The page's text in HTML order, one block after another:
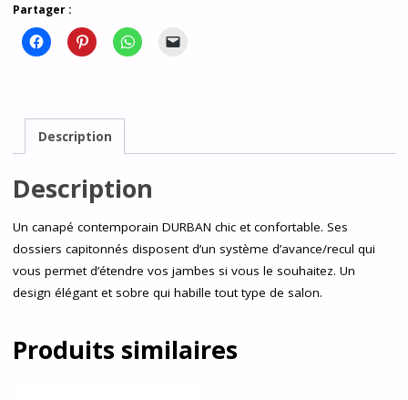
Partager :
Description
Description
Un canapé contemporain DURBAN chic et confortable. Ses
dossiers capitonnés disposent d’un système d’avance/recul qui
vous permet d’étendre vos jambes si vous le souhaitez. Un
design élégant et sobre qui habille tout type de salon.
Produits similaires